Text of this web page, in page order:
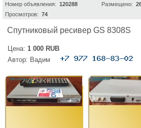
Номер объявления: 120288 Размещено:
Просмотров: 74
Спутниковый ресивер GS 8308S
Цена: 1 000 RUB
Автор: Вадим